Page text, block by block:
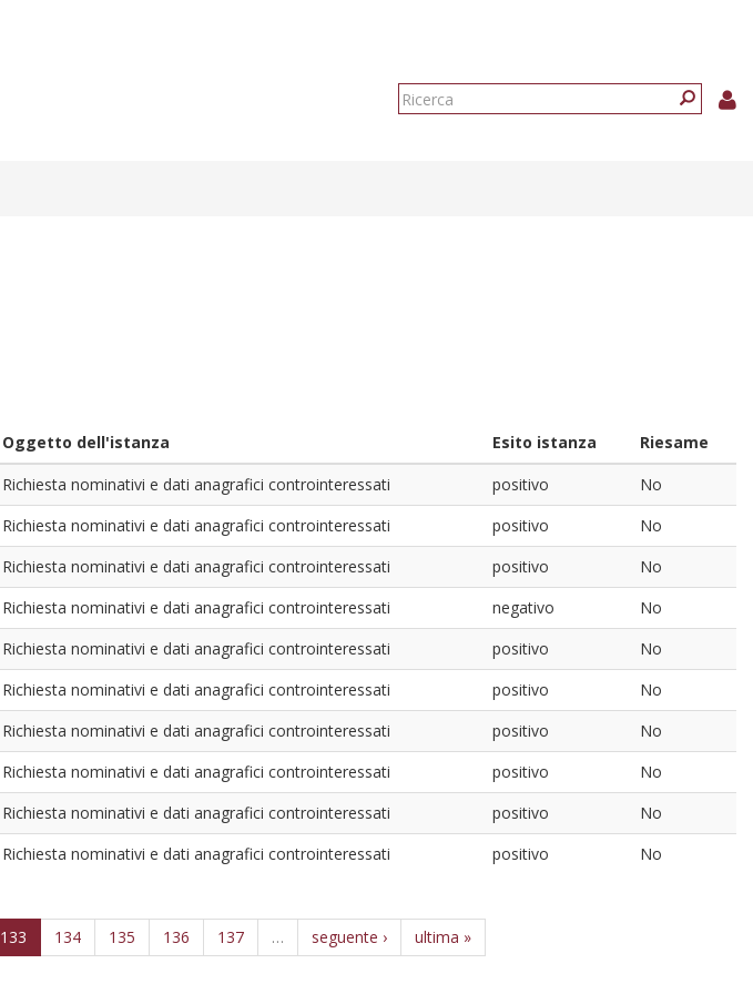
Form
Oggetto dell'istanza Esito istanza
Riesame
Richiesta nominativi e dati anagrafici controinteressati positivo
No
Richiesta nominativi e dati anagrafici controinteressati positivo
No
Richiesta nominativi e dati anagrafici controinteressati positivo
No
Richiesta nominativi e dati anagrafici controinteressati negativo
No
Richiesta nominativi e dati anagrafici controinteressati positivo
No
Richiesta nominativi e dati anagrafici controinteressati positivo
No
Richiesta nominativi e dati anagrafici controinteressati positivo
No
Richiesta nominativi e dati anagrafici controinteressati positivo
No
Richiesta nominativi e dati anagrafici controinteressati positivo
No
Richiesta nominativi e dati anagrafici controinteressati positivo No
133 134 135 136 137 … seguente › ultima »